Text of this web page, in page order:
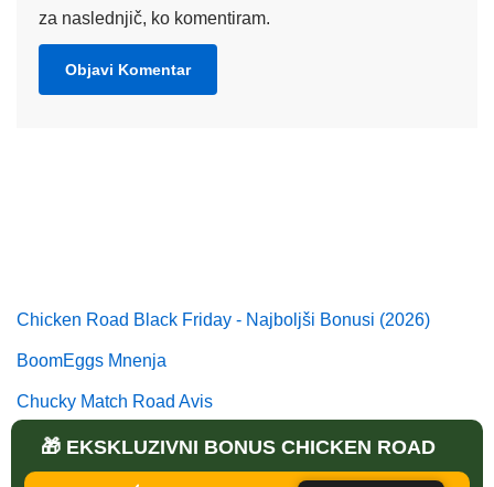
za naslednjič, ko komentiram.
Chicken Road Black Friday - Najboljši Bonusi (2026)
BoomEggs Mnenja
Chucky Match Road Avis
Mystic Chik Shop Mnenja
🎁 EKSKLUZIVNI BONUS CHICKEN ROAD